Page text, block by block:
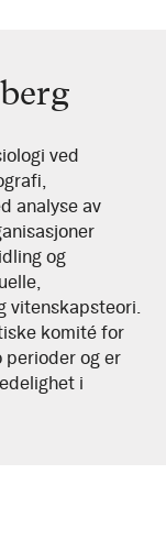
ved
analyse av
og
vitenskapsteori.
komité for
perioder og er
i